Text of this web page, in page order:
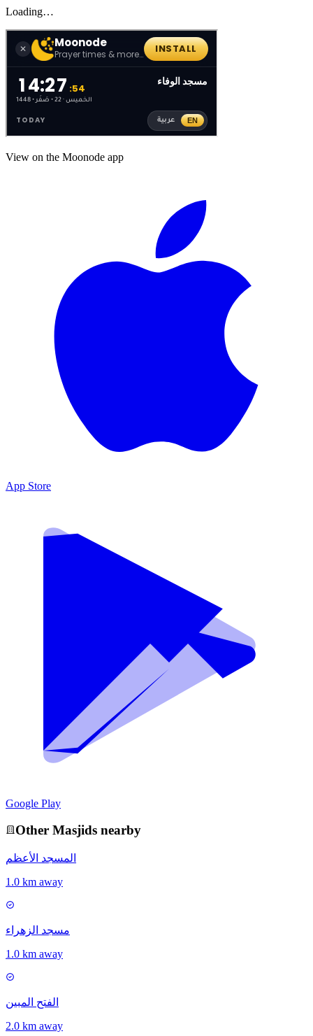
Loading…
View on the Moonode app
App Store
Google Play
Other Masjids nearby
المسجد الأعظم
1.0 km away
مسجد الزهراء
1.0 km away
الفتح المبين
2.0 km away